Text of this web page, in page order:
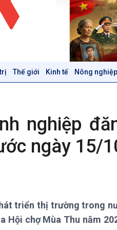
Thế giới Kinh tế Nông
Thời sự 12h
Thời sự 18h
Thời sự 21h30
Bản tin
Khoa học & Công nghệ
Tin Khoa học & Công nghệ
nghiệp
ngày 15/
triển thị trường trong
Hội chợ Mùa Thu năm